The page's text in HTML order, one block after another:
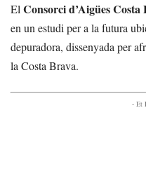
El Consorci d’Aigües
en un estudi per a la futura
depuradora, dissenyada per
la Costa Brava.
- Et